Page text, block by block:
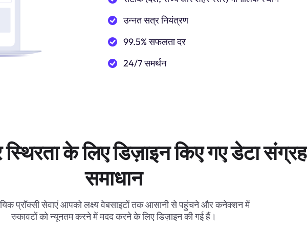
उन्नत सत्र नियंत्रण
99.5% सफलता दर
24/7 समर्थन
के लिए डिज़ाइन किए गए डेटा संग्रह
समाधान
प्रॉक्सी सेवाएं आपको लक्ष्य वेबसाइटों तक आसानी से पहुंचने और कनेक्शन में
रुकावटों को न्यूनतम करने में मदद करने के लिए डिज़ाइन की गई हैं।